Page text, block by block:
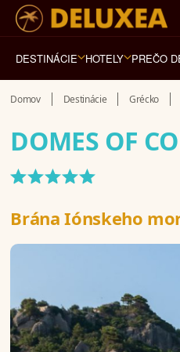
DESTINÁCIE HOTELY PREČO
Domov Destinácie Grécko
DOMES OF
*****
Brána Iónskeho